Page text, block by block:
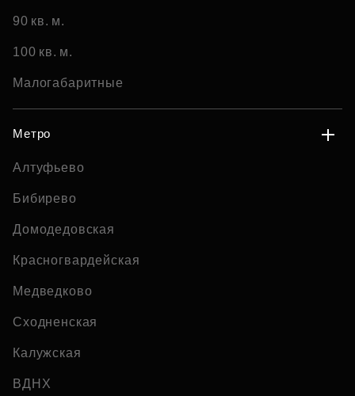
90 кв. м.
100 кв. м.
Малогабаритные
Метро
Алтуфьево
Бибирево
Домодедовская
Красногвардейская
Медведково
Сходненская
Калужская
ВДНХ